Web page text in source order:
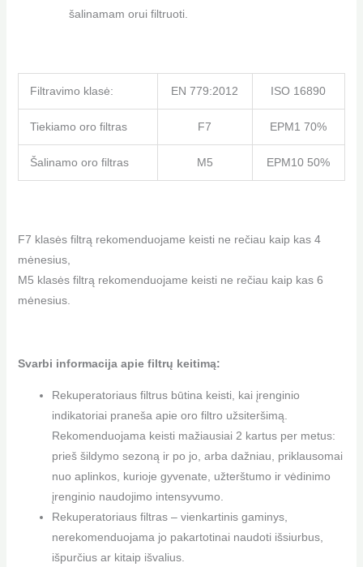
šalinamam orui filtruoti.
Filtravimo klasė: EN 779:2012 ISO 16890
Tiekiamo oro filtras F7 EPM1 70%
Šalinamo oro filtras M5 EPM10 50%
F7 klasės filtrą rekomenduojame keisti ne rečiau kaip kas 4
mėnesius,
M5 klasės filtrą rekomenduojame keisti ne rečiau kaip kas 6
mėnesius.
Svarbi informacija apie filtrų keitimą:
Rekuperatoriaus filtrus būtina keisti, kai įrenginio
indikatoriai praneša apie oro filtro užsiteršimą.
Rekomenduojama keisti mažiausiai 2 kartus per metus:
prieš šildymo sezoną ir po jo, arba dažniau, priklausomai
nuo aplinkos, kurioje gyvenate, užterštumo ir vėdinimo
įrenginio naudojimo intensyvumo.
Rekuperatoriaus filtras – vienkartinis gaminys,
nerekomenduojama jo pakartotinai naudoti išsiurbus,
išpurčius ar kitaip išvalius.